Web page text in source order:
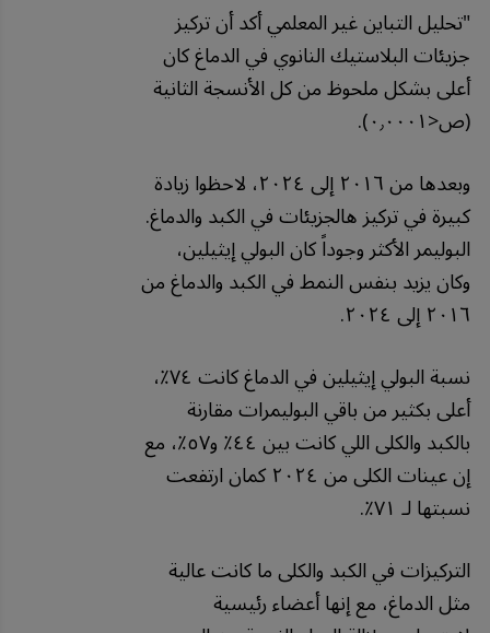
"تحليلالتباينغيرالمعلميأكدأنتركيز
جزيئاتالبلاستيكالنانويفيالدماغكان
أعلىبشكلملحوظمنكلالأنسجةالثانية
(ص<٠٫٠٠٠١).
وبعدهامن٢٠١٦إلى٢٠٢٤، لاحظوازيادة
كبيرةفيتركيزهالجزيئاتفيالكبدوالدماغ.
البوليمرالأكثروجوداًكانالبوليإيثيلين،
وكانيزيدبنفسالنمطفيالكبدوالدماغمن
٢٠١٦إلى٢٠٢٤.
نسبةالبوليإيثيلينفيالدماغكانت٧٤٪،
أعلىبكثيرمنباقيالبوليمراتمقارنة
بالكبدوالكلىالليكانتبين٤٤٪ و٥٧٪، مع
إنعيناتالكلىمن٢٠٢٤كمانارتفعت
نسبتهالـ ٧١٪ .
التركيزاتفيالكبدوالكلىماكانتعالية
مثلالدماغ، معإنهاأعضاءرئيسية